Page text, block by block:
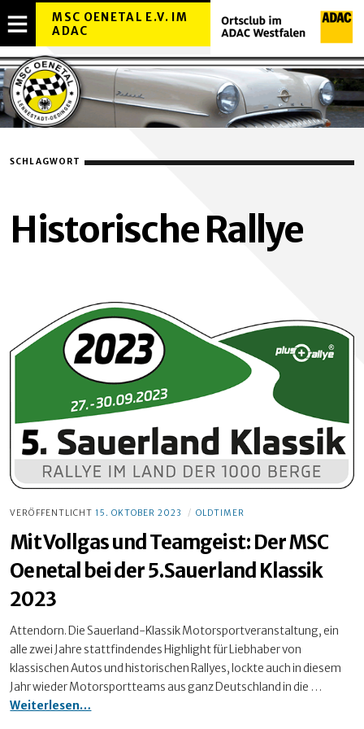
OVERLAY
ÖFFNEN
MSC OENETAL E.V. IM
ADAC
SCHLAGWORT
Historische Rallye
VERÖFFENTLICHT 15. OKTOBER 2023 OLDTIMER
Mit Vollgas und Teamgeist: Der MSC
Oenetal bei der 5.Sauerland Klassik
2023
Attendorn. Die Sauerland-Klassik Motorsportveranstaltung, ein
alle zwei Jahre stattfindendes Highlight für Liebhaber von
klassischen Autos und historischen Rallyes, lockte auch in diesem
Jahr wieder Motorsportteams aus ganz Deutschland in die …
Weiterlesen…